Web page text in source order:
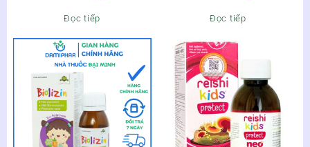
Đọc tiếp
Nhỏ –
Đọc tiếp